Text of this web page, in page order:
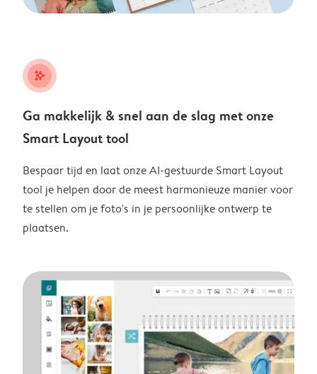
stars_plus
Ga makkelijk & snel aan de slag met onze
Smart Layout tool
Bespaar tijd en laat onze AI-gestuurde Smart Layout
tool je helpen door de meest harmonieuze manier voor
te stellen om je foto's in je persoonlijke ontwerp te
plaatsen.